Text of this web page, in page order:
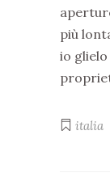
più
io
italia